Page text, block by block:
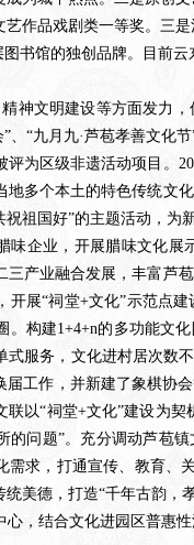
作品戏剧类一等奖。三
书馆的独创品牌。目前
神文明建设等方面发力
、“九月九·芦苞孝善文化
为区级非遗活动项目。
多个本土的特色传统文
祖国好”的主题活动，
味企业，开展腊味文化
三产业融合发展，丰富芦
开展“祠堂+文化”示范点
。构建1+4+n的多功能文
服务，文化进村居次数
届工作，并新建了象棋协
联以“祠堂+文化”建设为
的问题”。充分调动芦苞
需求，打通宣传、教育、
美德， 打造“千年古韵，
， 结合文化进园区普惠